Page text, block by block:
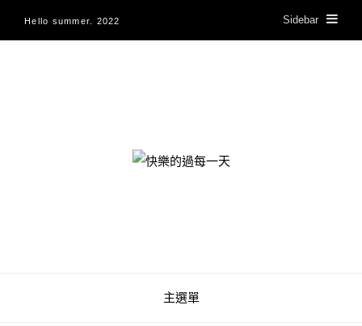
Hello summer. 2022 Sidebar
快樂的過每一天
主選單